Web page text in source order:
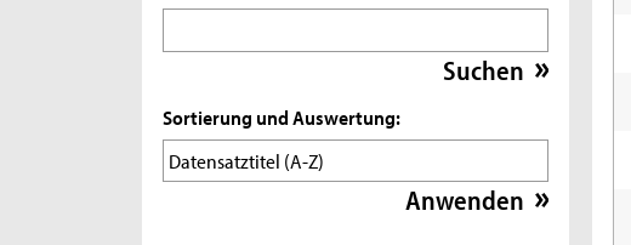
Sortierung und Auswertung: